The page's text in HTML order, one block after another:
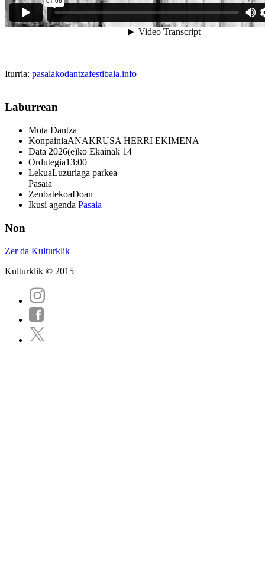
Iturria: pasaiakodantzafestibala.info
Laburrean
Mota Dantza
KonpainiaANAKRUSA HERRI EKIMENA
Data 2026(e)ko Ekainak 14
Ordutegia13:00
LekuaLuzuriaga parkea
Pasaia
ZenbatekoaDoan
Ikusi agenda Pasaia
Non
Zer da Kulturklik
Kulturklik © 2015